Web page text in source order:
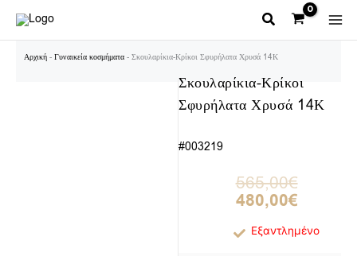
περιεχόμενο
Αρχική - Γυναικεία κοσμήματα - Σκουλαρίκια-Κρίκοι Σφυρήλατα Χρυσά 14Κ
Σκουλαρίκια-Κρίκοι
Σφυρήλατα Χρυσά 14Κ
#003219
565,00€
Original
price
was:
565,00€.
480,00€
Η
τρέχουσα
τιμή
είναι:
480,00€.
Εξαντλημένο